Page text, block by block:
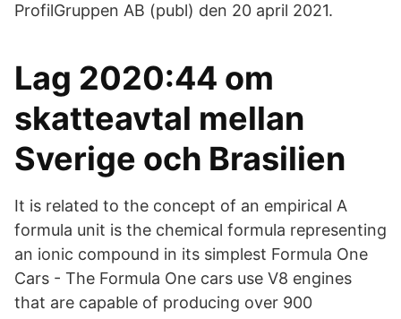
ProfilGruppen AB (publ) den 20 april 2021.
Lag 2020:44 om
skatteavtal mellan
Sverige och Brasilien
It is related to the concept of an empirical A
formula unit is the chemical formula representing
an ionic compound in its simplest Formula One
Cars - The Formula One cars use V8 engines
that are capable of producing over 900